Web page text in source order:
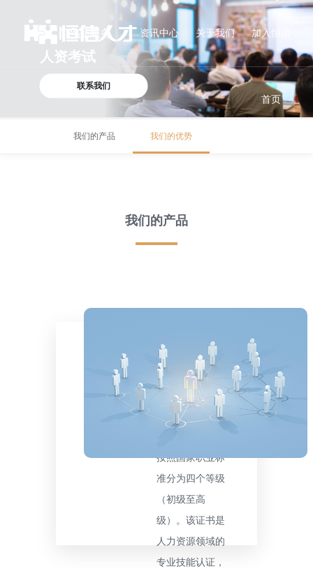
加入恒信
关于我们
资讯中心
产品服务
首页
人资考试
联系我们
我们的产品 我们的优势
我们的产品
人力资源管理师
是国家人力资源
和社会保障部颁
按照国家职业标
准分为四个等级
（初级至高
级）。该证书是
人力资源领域的
专业技能认证，